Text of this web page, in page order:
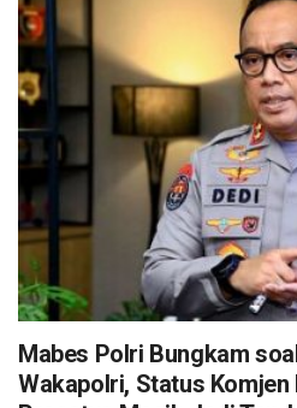
Mabes Polri Bungkam
Wakapolri, Status Komjen